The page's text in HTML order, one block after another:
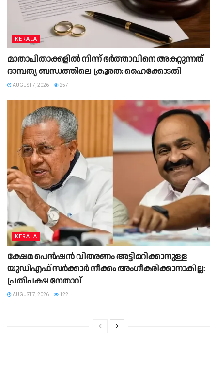
KERALA
മാതാപിതാക്കളില്‍ നിന്ന് ഭര്‍ത്താവിനെ അകറ്റുന്നത്
ദാമ്പത്യ ബന്ധത്തിലെ ക്രൂരത: ഹൈക്കോടതി
AUGUST 7, 2026 257
KERALA
ക്ഷേമ പെന്‍ഷന്‍ വിതരണം അട്ടിമറിക്കാനുള്ള
യുഡിഎഫ് സര്‍ക്കാര്‍ നീക്കം അംഗീകരിക്കാനാകില്ല:
പ്രതിപക്ഷ നേതാവ്
AUGUST 7, 2026 122